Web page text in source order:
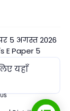
5 अगस्त 2026
E Paper 5
यहाँ